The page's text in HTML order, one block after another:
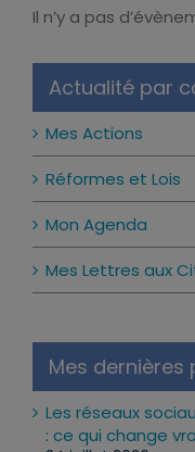
Notice
Il n’y a pas
Actualité par
Mes Actions
Réformes et Lois
Mon Agenda
Mes Lettres aux
Mes dernières
Les réseaux
: ce qui change